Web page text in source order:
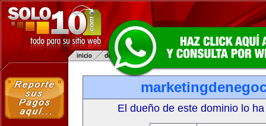
El dueño de este dominio lo